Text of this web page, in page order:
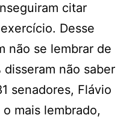
citar
Desse
não se lembrar de
não saber
senadores, Flávio
mais lembrado,